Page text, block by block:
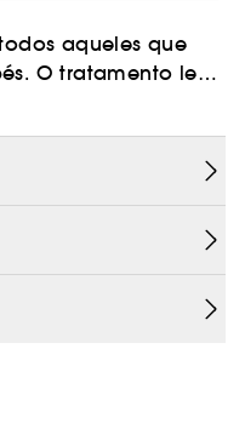
aqueles que
O tratamento leva
calos.